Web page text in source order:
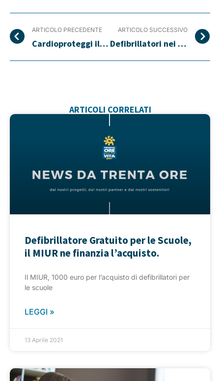
ARTICOLO PRECEDENTE
Cardioproteggi il tuo condominio
ARTICOLO SUCCESSIVO
Defibrillatori nei condomini
ARTICOLI CORRELATI
Defibrillatore Gratuito per le Scuole,
il MIUR ne finanzia l’acquisto.
Il MIUR, 1000 euro per l’acquisto di defibrillatori per
le scuole
LEGGI »
13 Aprile 2021